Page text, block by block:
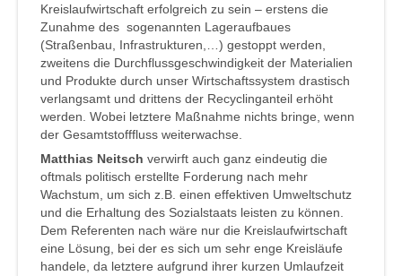
Kreislaufwirtschaft erfolgreich zu sein – erstens die
Zunahme des sogenannten Lageraufbaues
(Straßenbau, Infrastrukturen,…) gestoppt werden,
zweitens die Durchflussgeschwindigkeit der Materialien
und Produkte durch unser Wirtschaftssystem drastisch
verlangsamt und drittens der Recyclinganteil erhöht
werden. Wobei letztere Maßnahme nichts bringe, wenn
der Gesamtstofffluss weiterwachse.
Matthias Neitsch verwirft auch ganz eindeutig die
oftmals politisch erstellte Forderung nach mehr
Wachstum, um sich z.B. einen effektiven Umweltschutz
und die Erhaltung des Sozialstaats leisten zu können.
Dem Referenten nach wäre nur die Kreislaufwirtschaft
eine Lösung, bei der es sich um sehr enge Kreisläufe
handele, da letztere aufgrund ihrer kurzen Umlaufzeit